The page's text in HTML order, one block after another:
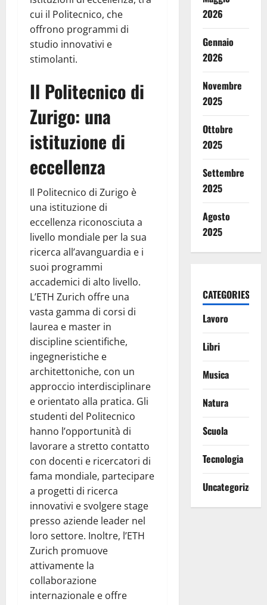
cui il Politecnico, che
offrono programmi di
studio innovativi e
stimolanti.
Il Politecnico di
Zurigo: una
istituzione di
eccellenza
Il Politecnico di Zurigo è
una istituzione di
eccellenza riconosciuta a
livello mondiale per la sua
ricerca all’avanguardia e i
suoi programmi
accademici di alto livello.
L’ETH Zurich offre una
vasta gamma di corsi di
laurea e master in
discipline scientifiche,
ingegneristiche e
architettoniche, con un
approccio interdisciplinare
e orientato alla pratica. Gli
studenti del Politecnico
hanno l’opportunità di
lavorare a stretto contatto
con docenti e ricercatori di
fama mondiale, partecipare
a progetti di ricerca
innovativi e svolgere stage
presso aziende leader nel
loro settore. Inoltre, l’ETH
Zurich promuove
attivamente la
collaborazione
internazionale e offre
2026
Gennaio
2026
Novembre
2025
Ottobre
2025
Settembre
2025
Agosto
2025
CATEGORIES
Lavoro
Libri
Musica
Natura
Scuola
Tecnologia
Uncategorized